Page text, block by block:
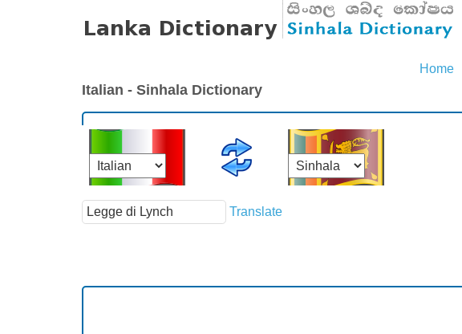
Home
Italian - Sinhala Dictionary
Translate